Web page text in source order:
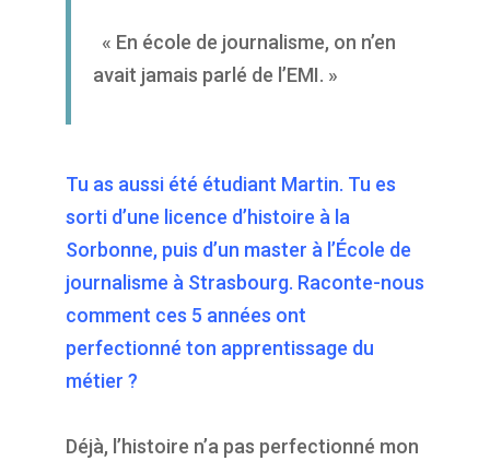
« En école de journalisme, on n’en
avait jamais parlé de l’EMI. »
Tu as aussi été étudiant Martin. Tu es
sorti d’une licence d’histoire à la
Sorbonne, puis d’un master à l’École de
journalisme à Strasbourg. Raconte-nous
comment ces 5 années ont
perfectionné ton apprentissage du
métier ?
Déjà, l’histoire n’a pas perfectionné mon